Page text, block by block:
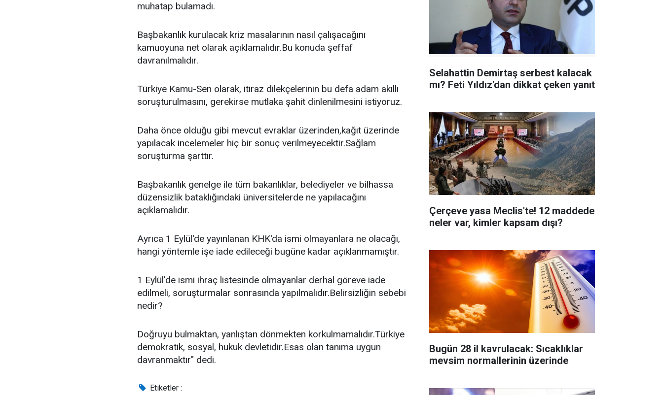
muhatap bulamadı.
Başbakanlık kurulacak kriz masalarının nasıl çalışacağını
kamuoyuna net olarak açıklamalıdır.Bu konuda şeffaf
davranılmalıdır.
Türkiye Kamu-Sen olarak, itiraz dilekçelerinin bu defa adam akıllı
soruşturulmasını, gerekirse mutlaka şahit dinlenilmesini istiyoruz.
Daha önce olduğu gibi mevcut evraklar üzerinden,kağıt üzerinde
yapılacak incelemeler hiç bir sonuç verilmeyecektir.Sağlam
soruşturma şarttır.
Başbakanlık genelge ile tüm bakanlıklar, belediyeler ve bilhassa
düzensizlik bataklığındaki üniversitelerde ne yapılacağını
açıklamalıdır.
Ayrıca 1 Eylül'de yayınlanan KHK'da ismi olmayanlara ne olacağı,
hangi yöntemle işe iade edileceği bugüne kadar açıklanmamıştır.
1 Eylül'de ismi ihraç listesinde olmayanlar derhal göreve iade
edilmeli, soruşturmalar sonrasında yapılmalıdır.Belirsizliğin sebebi
nedir?
Doğruyu bulmaktan, yanlıştan dönmekten korkulmamalıdır.Türkiye
demokratik, sosyal, hukuk devletidir.Esas olan tanıma uygun
davranmaktır" dedi.
Etiketler :
Selahattin Demirtaş serbest kalacak
mı? Feti Yıldız'dan dikkat çeken yanıt
Çerçeve yasa Meclis'te! 12 maddede
neler var, kimler kapsam dışı?
Bugün 28 il kavrulacak: Sıcaklıklar
mevsim normallerinin üzerinde